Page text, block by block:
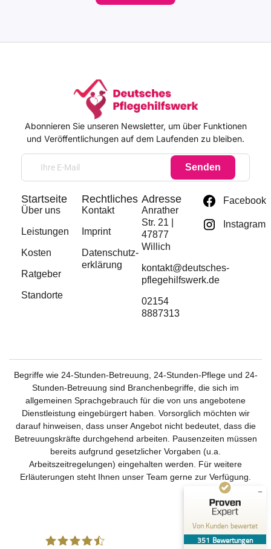
Abonnieren Sie unseren Newsletter, um über Funktionen
und Veröffentlichungen auf dem Laufenden zu bleiben.
Senden
Startseite
Über uns
Leistungen
Kosten
Ratgeber
Standorte
Rechtliches
Kontakt
Imprint
Datenschutz­
erklärung
Adresse
Anrather
Str. 21 |
47877
Willich
kontakt@deutsches-
pflegehilfswerk.de
02154
8887313
Facebook
Instagram
Begriffe wie 24-Stunden-Betreuung, 24-Stunden-Pflege und 24-
Stunden-Betreuung sind Branchenbegriffe, die sich im
allgemeinen Sprachgebrauch für die von uns angebotene
Dienstleistung eingebürgert haben. Vorsorglich möchten wir
darauf hinweisen, dass unser Angebot nicht bedeutet, dass die
Betreuungskräfte durchgehend arbeiten. Pausenzeiten müssen
bereits aufgrund gesetzlicher Vorgaben (u.a.
Arbeitszeitregelungen) eingehalten werden. Für weitere
Erläuterungen steht Ihnen unser Team gerne zur Verfügung.
Von Kunden bewertet
351 Bewertungen
Kundenbewertungen und Erfahrungen zu
Deutsches Pflegehilfswerk
99
%
Empfehlungen auf
ProvenExpert.com
SEHR GUT
4,51
/
5,00
237
Bewertungen auf
ProvenExpert.com
114
Blick aufs ProvenExpert-Profil werfen